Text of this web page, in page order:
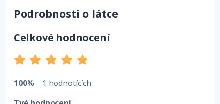
Podrobnosti o látce
Celkové hodnocení
100%
1 hodnotících